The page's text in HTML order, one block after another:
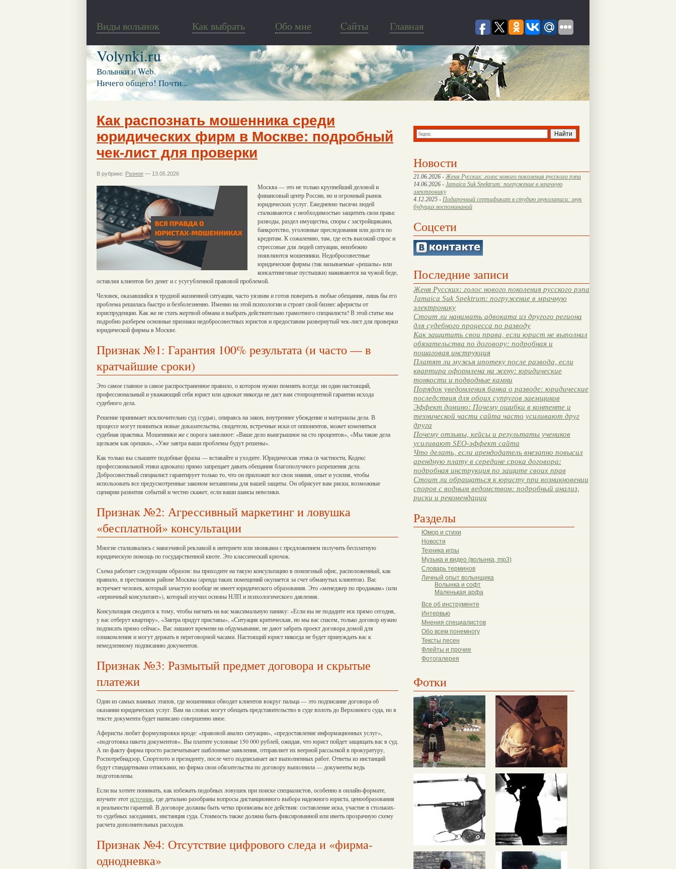
Виды волынок Как выбрать Обо мне Cайты Главная
Volynki.ru
Волынки и Web.
Ничего общего! Почти...
Новости
21.06.2026 - Женя Русских: голос нового поколения русского рэпа
14.06.2026 - Jamaica Suk Spektrum: погружение в мрачную
электронику
4.12.2025 - Подарочный сертификат в студию звукозаписи: звук
будущих воспоминаний
Соцсети
Последние записи
Женя Русских: голос нового поколения русского рэпа
Jamaica Suk Spektrum: погружение в мрачную
электронику
Стоит ли нанимать адвоката из другого региона
для судебного процесса по разводу
Как защитить свои права, если юрист не выполнил
обязательства по договору: подробная и
пошаговая инструкция
Платят ли мужья ипотеку после развода, если
квартира оформлена на жену: юридические
тонкости и подводные камни
Порядок уведомления банка о разводе: юридические
последствия для обоих супругов заемщиков
Эффект домино: Почему ошибки в контенте и
технической части сайта часто усиливают друг
друга
Почему отзывы, кейсы и результаты учеников
усиливают SEO-эффект сайта
Что делать, если арендодатель внезапно повысил
арендную плату в середине срока договора:
подробная инструкция по защите своих прав
Стоит ли обращаться к юристу при возникновении
споров с водным ведомством: подробный анализ,
риски и рекомендации
Разделы
Юмор и стихи
Новости
Техника игры
Музыка и видео (волынка, mp3)
Словарь терминов
Личный опыт волынщика
Волынка и софт
Маленькая арфа
Все об инструменте
Интервью
Мнения специалистов
Обо всем понемногу
Тексты песен
Флейты и прочие
Фотогалерея
Фотки
Как распознать мошенника среди
юридических фирм в Москве: подробный
чек-лист для проверки
В рубрике: Разное — 13.05.2026
Москва — это не только крупнейший деловой и
финансовый центр России, но и огромный рынок
юридических услуг. Ежедневно тысячи людей
сталкиваются с необходимостью защитить свои права:
разводы, раздел имущества, споры с застройщиками,
банкротство, уголовные преследования или долги по
кредитам. К сожалению, там, где есть высокий спрос и
стрессовые для людей ситуации, неизбежно
появляются мошенники. Недобросовестные
юридические фирмы (так называемые «решалы» или
консалтинговые пустышки) наживаются на чужой беде,
оставляя клиентов без денег и с усугубленной правовой проблемой.
Человек, оказавшийся в трудной жизненной ситуации, часто уязвим и готов поверить в любые обещания, лишь бы его
проблема решилась быстро и безболезненно. Именно на этой психологии и строят свой бизнес аферисты от
юриспруденции. Как же не стать жертвой обмана и выбрать действительно грамотного специалиста? В этой статье мы
подробно разберем основные признаки недобросовестных юристов и предоставим развернутый чек-лист для проверки
юридической фирмы в Москве.
Признак №1: Гарантия 100% результата (и часто — в
кратчайшие сроки)
Это самое главное и самое распространенное правило, о котором нужно помнить всегда: ни один настоящий,
профессиональный и уважающий себя юрист или адвокат никогда не даст вам стопроцентной гарантии исхода
судебного дела.
Решение принимает исключительно суд (судья), опираясь на закон, внутреннее убеждение и материалы дела. В
процессе могут появиться новые доказательства, свидетели, встречные иски от оппонентов, может измениться
судебная практика. Мошенники же с порога заявляют: «Ваше дело выигрышное на сто процентов», «Мы такие дела
щелкаем как орешки», «Уже завтра ваши проблемы будут решены».
Как только вы слышите подобные фразы — вставайте и уходите. Юридическая этика (в частности, Кодекс
профессиональной этики адвоката) прямо запрещает давать обещания благополучного разрешения дела.
Добросовестный специалист гарантирует только то, что он приложит все свои знания, опыт и усилия, чтобы
использовать все предусмотренные законом механизмы для вашей защиты. Он обрисует вам риски, возможные
сценарии развития событий и честно скажет, если ваши шансы невелики.
Признак №2: Агрессивный маркетинг и ловушка
«бесплатной» консультации
Многие сталкивались с навязчивой рекламой в интернете или звонками с предложением получить бесплатную
юридическую помощь по государственной квоте. Это классический крючок.
Схема работает следующим образом: вы приходите на такую консультацию в помпезный офис, расположенный, как
правило, в престижном районе Москвы (аренда таких помещений окупается за счет обманутых клиентов). Вас
встречает человек, который зачастую вообще не имеет юридического образования. Это «менеджер по продажам» (или
«первичный консультант»), который изучил основы НЛП и психологического давления.
Консультация сводится к тому, чтобы нагнать на вас максимальную панику: «Если вы не подадите иск прямо сегодня,
у вас отберут квартиру», «Завтра придут приставы», «Ситуация критическая, но мы вас спасем, только договор нужно
подписать прямо сейчас». Вас лишают времени на обдумывание, не дают забрать проект договора домой для
ознакомления и могут держать в переговорной часами. Настоящий юрист никогда не будет принуждать вас к
немедленному подписанию документов.
Признак №3: Размытый предмет договора и скрытые
платежи
Один из самых важных этапов, где мошенники обводят клиентов вокруг пальца — это подписание договора об
оказании юридических услуг. Вам на словах могут обещать представительство в суде вплоть до Верховного суда, но в
тексте документа будет написано совершенно иное.
Аферисты любят формулировки вроде: «правовой анализ ситуации», «предоставление информационных услуг»,
«подготовка пакета документов». Вы платите условные 150 000 рублей, ожидая, что юрист пойдет защищать вас в суд.
А по факту фирма просто распечатывает шаблонные заявления, отправляет их веерной рассылкой в прокуратуру,
Роспотребнадзор, Спортлото и президенту, после чего подписывает акт выполненных работ. Ответы из инстанций
будут стандартными отписками, но фирма свои обязательства по договору выполнила — документы ведь
подготовлены.
Если вы хотите понимать, как избежать подобных ловушек при поиске специалистов, особенно в онлайн-формате,
изучите этотисточник , где детально разобраны вопросы дистанционного выбора надежного юриста, ценообразования
и реальности гарантий. В договоре должны быть четко прописаны все действия: составление иска, участие в стольких-
то судебных заседаниях, инстанция суда. Стоимость также должна быть фиксированной или иметь прозрачную схему
расчета дополнительных расходов.
Признак №4: Отсутствие цифрового следа и «фирма-
однодневка»